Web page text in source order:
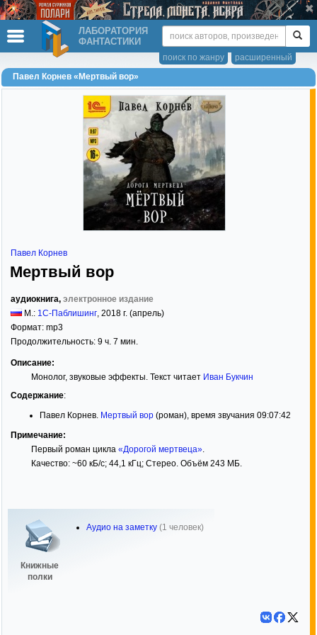
ЛАБОРАТОРИЯ
ФАНТАСТИКИ
расширенный
поиск по жанру
Павел Корнев «Мертвый вор»
Павел Корнев
Мертвый вор
аудиокнига, электронное издание
М.: 1С-Паблишинг, 2018 г. (апрель)
Формат: mp3
Продолжительность: 9 ч. 7 мин.
Описание:
Монолог, звуковые эффекты. Текст читает Иван Букчин
Содержание:
Павел Корнев. Мертвый вор (роман), время звучания 09:07:42
Примечание:
Первый роман цикла «Дорогой мертвеца».
Качество: ~60 кБ/с; 44,1 кГц; Стерео. Объём 243 МБ.
Книжные
полки
Аудио на заметку (1 человек)